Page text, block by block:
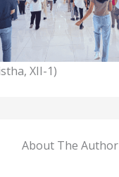
XII-1)
About The Author